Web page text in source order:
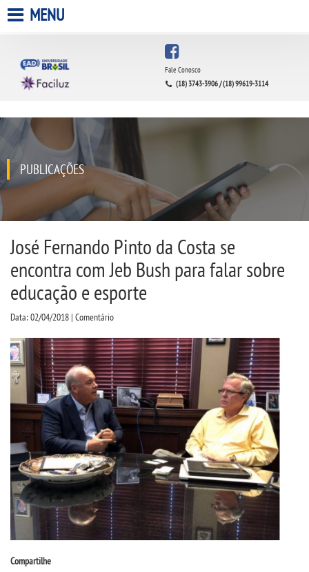
A FACULDADE
QUEM SOMOS
INFRAESTRUTURA
BIBLIOTECA
CPA
CPSA
PROUNI
FIES
CURSOS
BACHARELADOS
LICENCIATURAS
TECNOLÓGICOS
MENU
Fale Conosco
(18) 3743-3906 / (18) 99619-3114
PUBLICAÇÕES
José Fernando Pinto da Costa se
encontra com Jeb Bush para falar sobre
educação e esporte
Data: 02/04/2018 | Comentário
Compartilhe